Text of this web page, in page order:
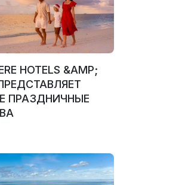
HOTELS &AMP;
ПРЕДСТАВЛЯЕТ
ПРАЗДНИЧНЫЕ